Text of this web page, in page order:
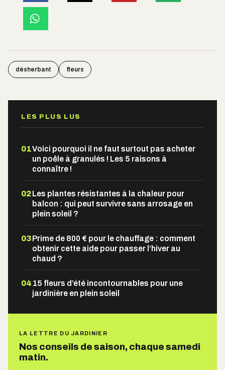
désherbant fleurs
LES PLUS LUS
01Voici pourquoi il ne faut surtout pas acheter
un poêle à granulés ! Les 5 raisons à
connaître !
02Les plantes résistantes à la chaleur pour
balcon : qui peut survivre sans arrosage en
plein soleil ?
03Prime de 800 € pour le chauffage : comment
obtenir cette aide pour passer l’hiver au
chaud ?
04 15 fleurs d’été incontournables pour une
jardinière en plein soleil
LA LETTRE DU JARDINIER
Nos conseils de saison, chaque samedi
matin.